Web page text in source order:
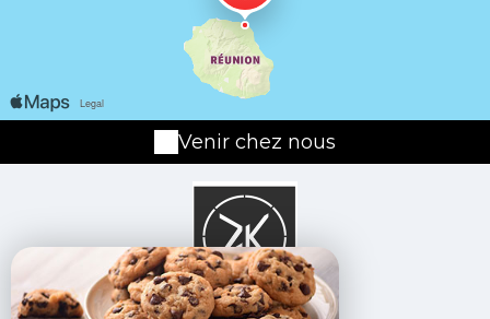
Venir chez nous
64 Rue Raymond Verges,